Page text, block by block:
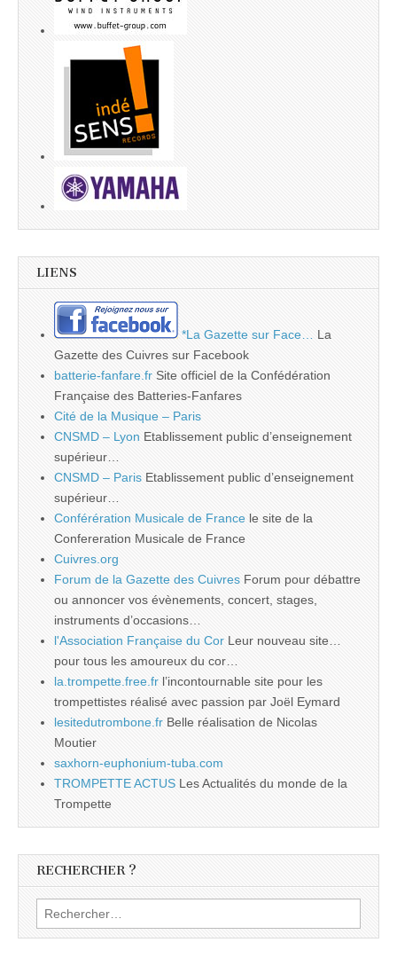
LIENS
*La Gazette sur Face…
La
Gazette des Cuivres sur Facebook
batterie-fanfare.fr Site officiel de la Confédération
Française des Batteries-Fanfares
Cité de la Musique – Paris
CNSMD – Lyon Etablissement public d’enseignement
supérieur…
CNSMD – Paris Etablissement public d’enseignement
supérieur…
Conférération Musicale de France le site de la
Confereration Musicale de France
Cuivres.org
Forum de la Gazette des Cuivres Forum pour débattre
ou annoncer vos évènements, concert, stages,
instruments d’occasions…
l'Association Française du Cor Leur nouveau site…
pour tous les amoureux du cor…
la.trompette.free.fr l’incontournable site pour les
trompettistes réalisé avec passion par Joël Eymard
lesitedutrombone.fr Belle réalisation de Nicolas
Moutier
saxhorn-euphonium-tuba.com
TROMPETTE ACTUS Les Actualités du monde de la
Trompette
RECHERCHER ?
Rechercher :